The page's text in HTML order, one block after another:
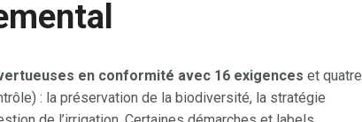
en conformité avec 16 exigences et quatre
: la préservation de la biodiversité, la stratégie